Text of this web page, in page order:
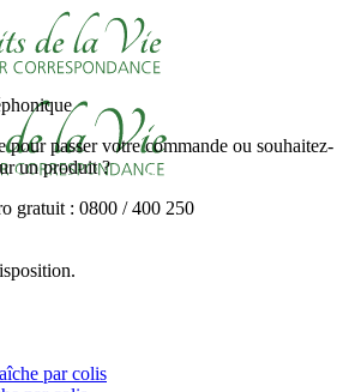
pour passer votre commande ou souhaitez-
un produit ?
gratuit : 0800 / 400 250